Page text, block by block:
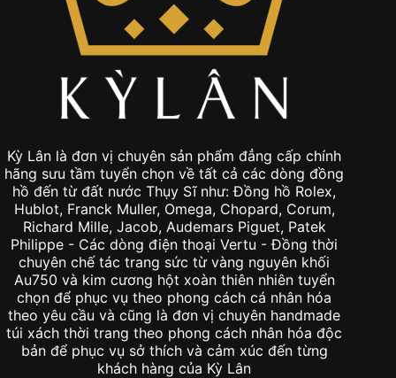
Kỳ Lân là đơn vị chuyên sản phẩm đẳng cấp chính
hãng sưu tầm tuyển chọn về tất cả các dòng đồng
hồ đến từ đất nước Thụy Sĩ như: Đồng hồ Rolex,
Hublot, Franck Muller, Omega, Chopard, Corum,
Richard Mille, Jacob, Audemars Piguet, Patek
Philippe - Các dòng điện thoại Vertu - Đồng thời
chuyên chế tác trang sức từ vàng nguyên khối
Au750 và kim cương hột xoàn thiên nhiên tuyển
chọn để phục vụ theo phong cách cá nhân hóa
theo yêu cầu và cũng là đơn vị chuyên handmade
túi xách thời trang theo phong cách nhân hóa độc
bản để phục vụ sở thích và cảm xúc đến từng
khách hàng của Kỳ Lân